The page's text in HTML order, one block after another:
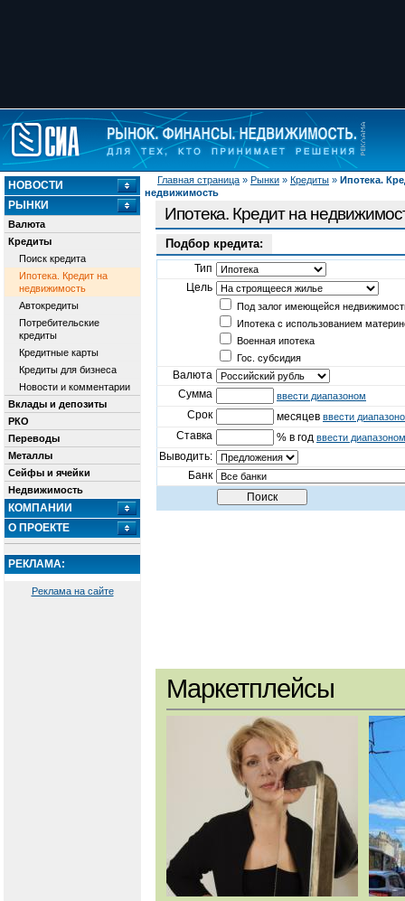
Главная страница » Рынки » Кредиты » Ипотека.
недвижимость
НОВОСТИ
РЫНКИ
Валюта
Кредиты
Поиск кредита
Ипотека. Кредит на
недвижимость
Автокредиты
Потребительские
кредиты
Кредитные карты
Кредиты для бизнеса
Новости и комментарии
Вклады и депозиты
РКО
Переводы
Металлы
Сейфы и ячейки
Недвижимость
КОМПАНИИ
О ПРОЕКТЕ
РЕКЛАМА:
Реклама на сайте
Ипотека. Кредит на
Подбор кредита:
Тип
Цель
Под залог имеющейся
Ипотека с использованием
Военная ипотека
Гос. субсидия
Валюта
Сумма
ввести диапазоном
Срок месяцев ввести
Ставка % в год ввести диапазоном
Выводить:
Банк
Маркетплейсы